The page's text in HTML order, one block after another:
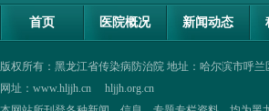
首页 医院概况 新闻动态
版权所有：黑龙江省传染病防治院 地址：哈尔滨市呼兰
网址：www.hljjh.cn hljjh.org.cn